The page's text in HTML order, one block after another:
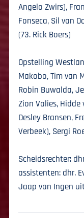
Angelo Zwirs),
Fonseca, Sil van
(73. Rick Boers)
Opstelling
Makobo, Tim van
Robin Buwalda,
Zion Valies, Hidde
Desley Bransen,
Verbeek), Sergi
Scheidsrechter:
assistenten: dhr.
Jaap van Ingen